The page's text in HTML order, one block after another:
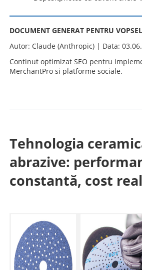
DOCUMENT GENERAT PENTRU
Autor: Claude (Anthropic) | Data:
Continut optimizat SEO pentru
MerchantPro si platforme sociale.
Tehnologia
abrazive:
constantă, cost